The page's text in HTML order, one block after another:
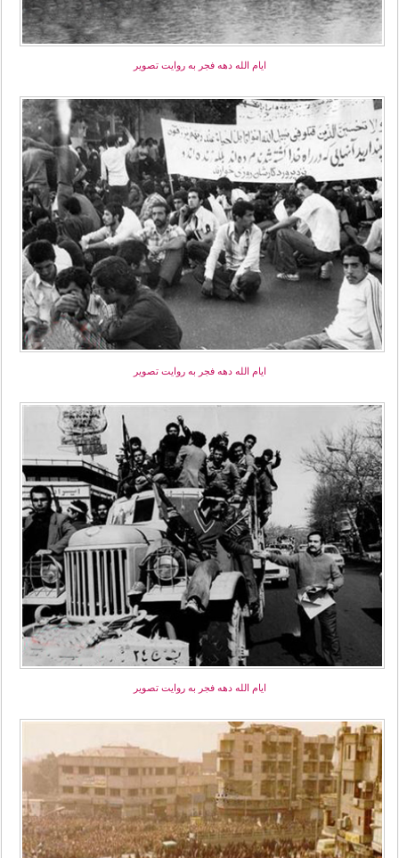
ایام الله دهه فجر به روایت تصویر
ایام الله دهه فجر به روایت تصویر
ایام الله دهه فجر به روایت تصویر